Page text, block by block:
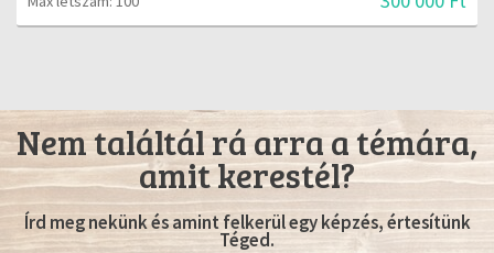
Nem találtál rá arra a témára,
amit kerestél?
Írd meg nekünk és amint felkerül egy képzés, értesítünk
Téged.